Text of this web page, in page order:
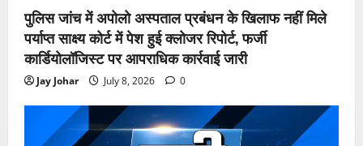
पुलिस जांच में अपोलो अस्पताल प्रबंधन के खिलाफ नहीं मिले
पर्याप्त साक्ष्य कोर्ट में पेश हुई क्लोजर रिपोर्ट, फर्जी
कार्डियोलॉजिस्ट पर आपराधिक कार्रवाई जारी
Jay Johar July 8, 2026 0